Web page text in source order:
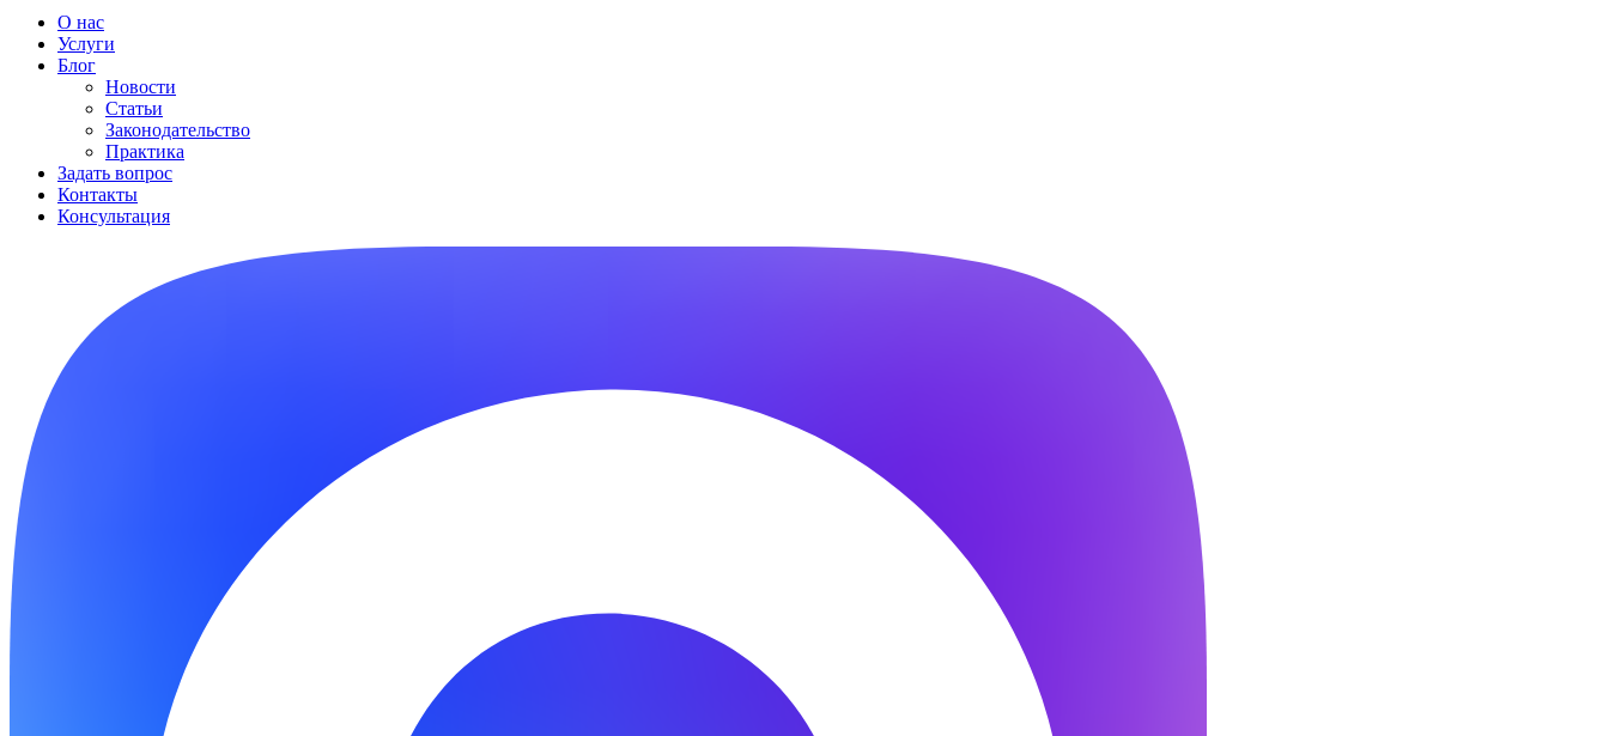
О нас
Услуги
Блог
Новости
Статьи
Законодательство
Практика
Задать вопрос
Контакты
Консультация